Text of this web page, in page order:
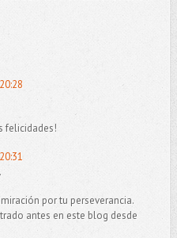
felicidades!
por tu perseverancia.
antes en este blog desde